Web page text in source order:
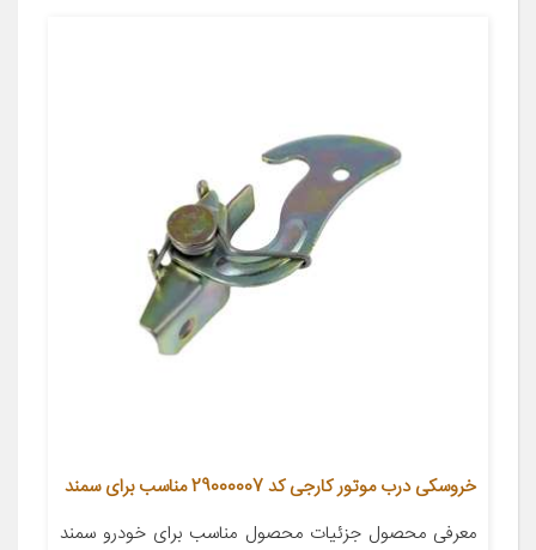
خروسکی درب موتور کارجی کد 29000007 مناسب برای سمند
معرفی محصول جزئیات محصول مناسب برای خودرو سمند